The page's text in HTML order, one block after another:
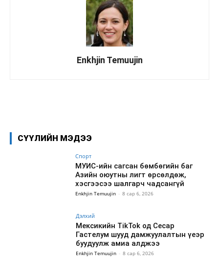
Enkhjin Temuujin
СҮҮЛИЙН МЭДЭЭ
Спорт
МУИС-ийн сагсан бөмбөгийн баг
Азийн оюутны лигт өрсөлдөж,
хэсгээсээ шалгарч чадсангүй
Enkhjin Temuujin - 8 сар 6, 2026
Дэлхий
Мексикийн TikTok од Сесар
Гастелум шууд дамжуулалтын үеэр
буудуулж амиа алджээ
Enkhjin Temuujin - 8 сар 6, 2026